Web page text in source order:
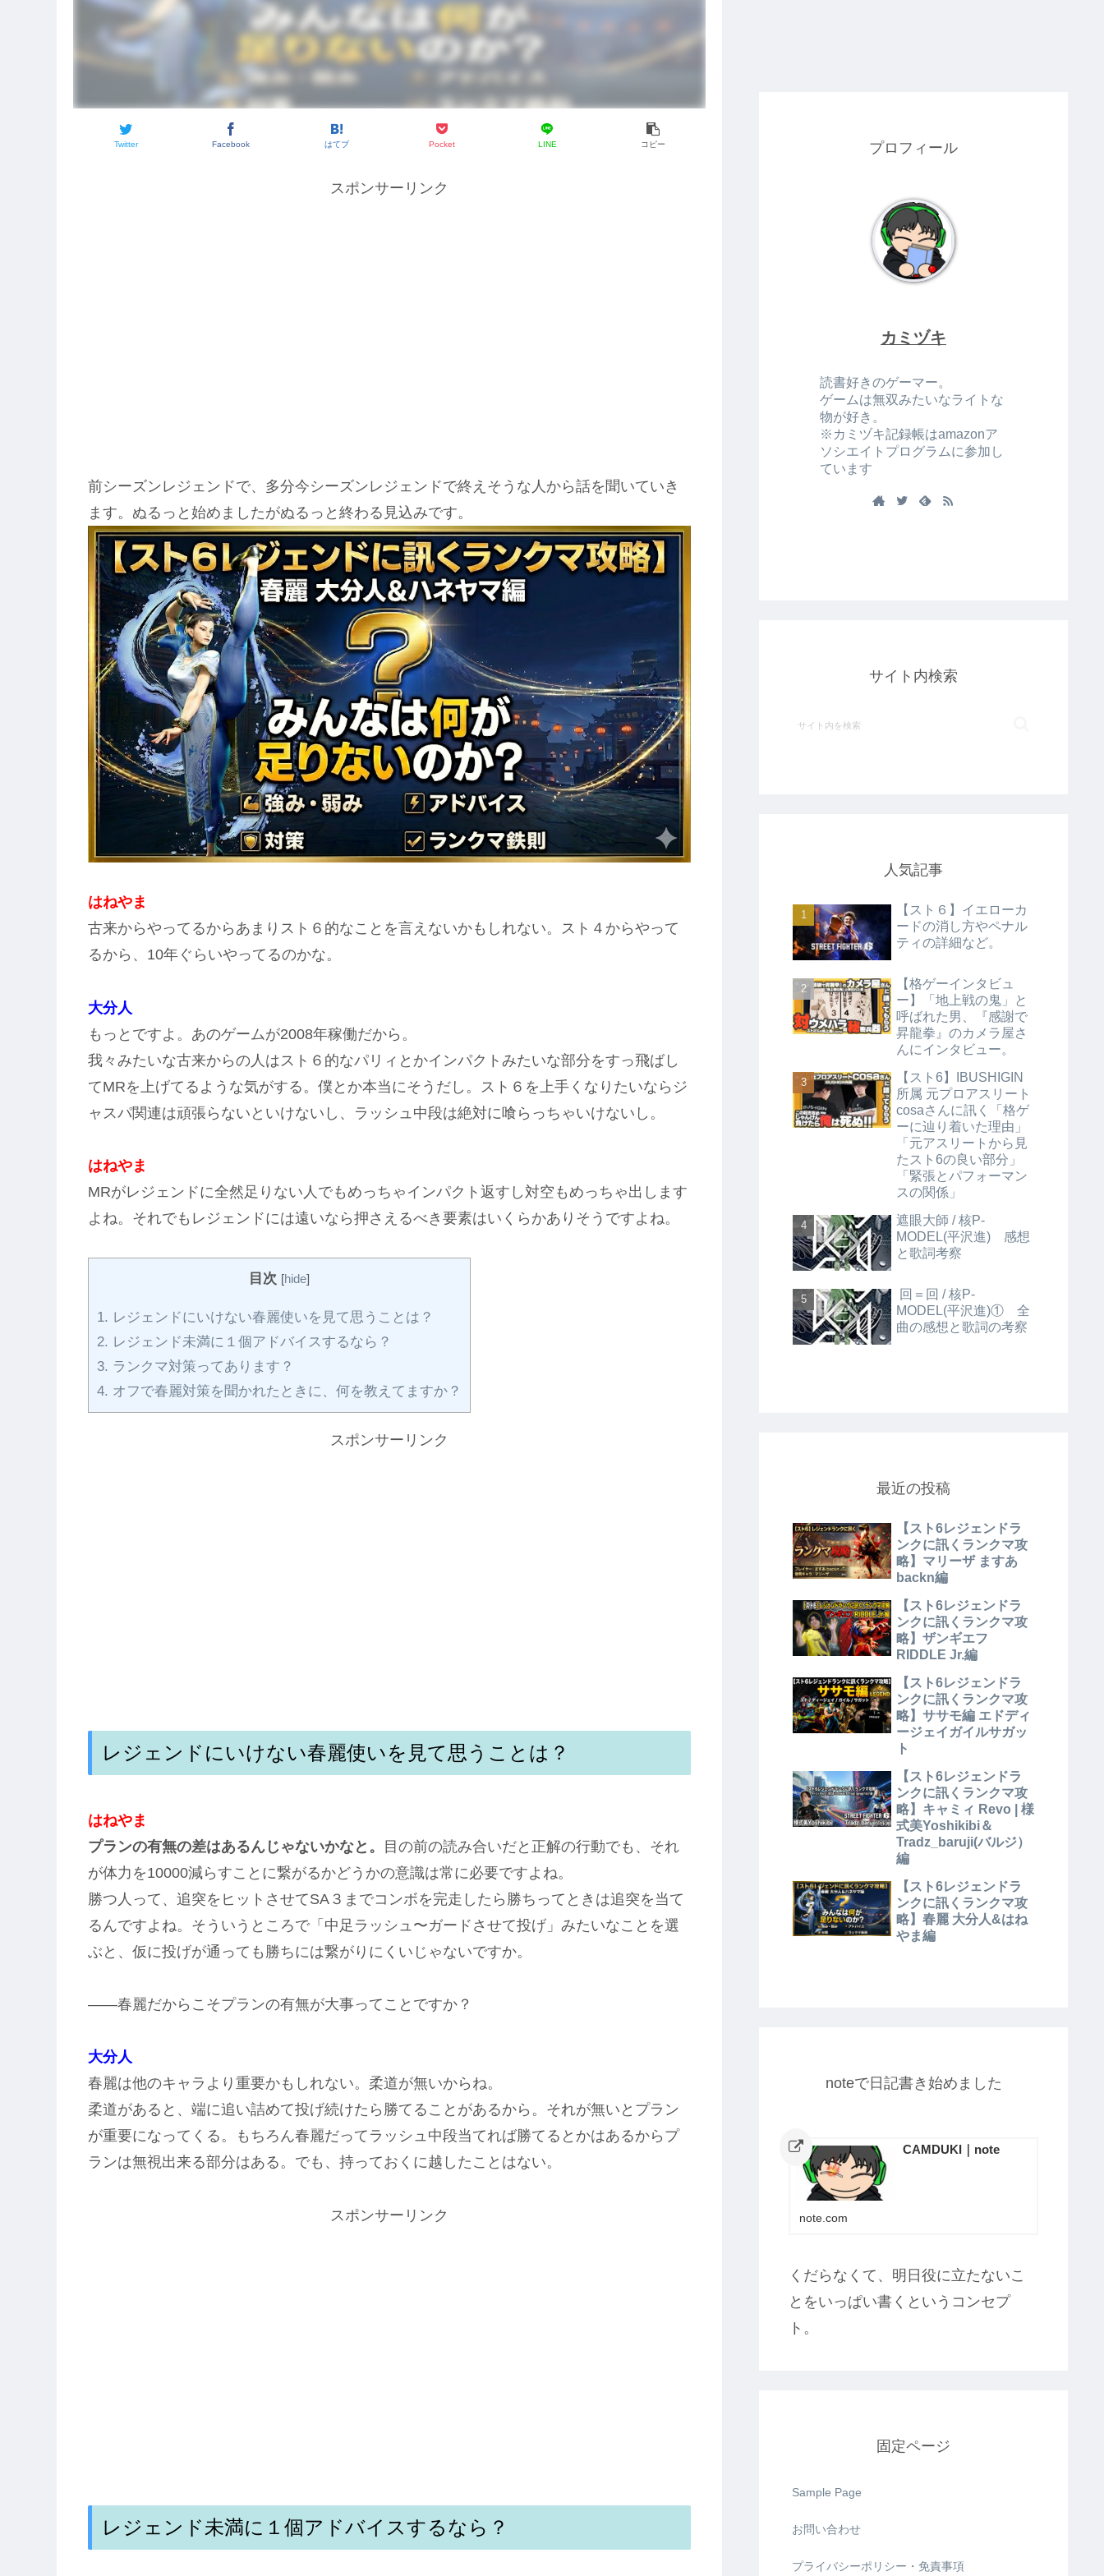
Twitter Facebook はてブ Pocket LINE コピー
スポンサーリンク
前シーズンレジェンドで、多分今シーズンレジェンドで終えそうな人から話を聞いていき
ます。ぬるっと始めましたがぬるっと終わる見込みです。
はねやま
古来からやってるからあまりスト６的なことを言えないかもしれない。スト４からやって
るから、10年ぐらいやってるのかな。
大分人
もっとですよ。あのゲームが2008年稼働だから。
我々みたいな古来からの人はスト６的なパリィとかインパクトみたいな部分をすっ飛ばし
てMRを上げてるような気がする。僕とか本当にそうだし。スト６を上手くなりたいならジ
ャスパ関連は頑張らないといけないし、ラッシュ中段は絶対に喰らっちゃいけないし。
はねやま
MRがレジェンドに全然足りない人でもめっちゃインパクト返すし対空もめっちゃ出します
よね。それでもレジェンドには遠いなら押さえるべき要素はいくらかありそうですよね。
目次 [hide]
1. レジェンドにいけない春麗使いを見て思うことは？
2. レジェンド未満に１個アドバイスするなら？
3. ランクマ対策ってあります？
4. オフで春麗対策を聞かれたときに、何を教えてますか？
スポンサーリンク
レジェンドにいけない春麗使いを見て思うことは？
はねやま
プランの有無の差はあるんじゃないかなと。 目の前の読み合いだと正解の行動でも、それ
が体力を10000減らすことに繋がるかどうかの意識は常に必要ですよね。
勝つ人って、追突をヒットさせてSA３までコンボを完走したら勝ちってときは追突を当て
るんですよね。 そういうところで「中足ラッシュ〜ガードさせて投げ」みたいなことを選
ぶと、仮に投げが通っても勝ちには繋がりにくいじゃないですか。
――春麗だからこそプランの有無が大事ってことですか？
大分人
春麗は他のキャラより重要かもしれない。柔道が無いからね。
柔道があると、端に追い詰めて投げ続けたら勝てることがあるから。それが無いとプラン
が重要になってくる。
もちろん春麗だってラッシュ中段当てれば勝てるとかはあるからプ
ランは無視出来る部分はある。でも、持っておくに越したことはない。
スポンサーリンク
レジェンド未満に１個アドバイスするなら？
プロフィール
カミヅキ
読書好きのゲーマー。
ゲームは無双みたいなライトな
物が好き。
※カミヅキ記録帳はamazonア
ソシエイトプログラムに参加し
ています
サイト内検索
人気記事
【スト６】イエローカ
ードの消し方やペナル
ティの詳細など。
【格ゲーインタビュ
ー】「地上戦の鬼」と
呼ばれた男、『感謝で
昇龍拳』のカメラ屋さ
んにインタビュー。
【スト6】IBUSHIGIN
所属 元プロアスリート
cosaさんに訊く「格ゲ
ーに辿り着いた理由」
「元アスリートから見
たスト6の良い部分」
「緊張とパフォーマン
スの関係」
遮眼大師 / 核P-
MODEL(平沢進) 感想
と歌詞考察
回＝回 / 核P-
MODEL(平沢進)① 全
曲の感想と歌詞の考察
最近の投稿
【スト6レジェンドラ
ンクに訊くランクマ攻
略】マリーザ ますあ
backn編
【スト6レジェンドラ
ンクに訊くランクマ攻
略】ザンギエフ
RIDDLE Jr.編
【スト6レジェンドラ
ンクに訊くランクマ攻
略】ササモ編 エドディ
ージェイガイルサガッ
ト
【スト6レジェンドラ
ンクに訊くランクマ攻
略】キャミィ Revo | 様
式美Yoshikibi＆
Tradz_baruji(バルジ）
編
【スト6レジェンドラ
ンクに訊くランクマ攻
略】春麗 大分人&はね
やま編
noteで日記書き始めました
CAMDUKI｜note
note.com
くだらなくて、明日役に立たないこ
とをいっぱい書くというコンセプ
ト。
固定ページ
Sample Page
お問い合わせ
プライバシーポリシー・免責事項